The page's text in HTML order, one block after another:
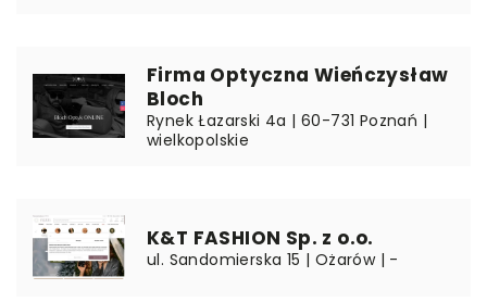
Firma Optyczna Wieńczysław
Bloch
Rynek Łazarski 4a | 60-731 Poznań |
wielkopolskie
K&T FASHION Sp. z o.o.
ul. Sandomierska 15 | Ożarów | -